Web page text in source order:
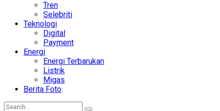
Tren
Selebriti
Teknologi
Digital
Payment
Energi
Energi Terbarukan
Listrik
Migas
Berita Foto